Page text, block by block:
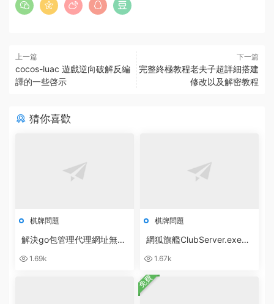
上一篇
cocos-luac 遊戲逆向破解反編
譯的一些啓示
下一篇
完整終極教程老夫子超詳細搭建
修改以及解密教程
猜你喜歡
棋牌問題
解決go包管理代理網址無法
m/go/storage@v1.10.0: Ge
1.69k
棋牌問題
網狐旗艦ClubServer.exe數
[ 0x80040e4d ]
1.67k
免費